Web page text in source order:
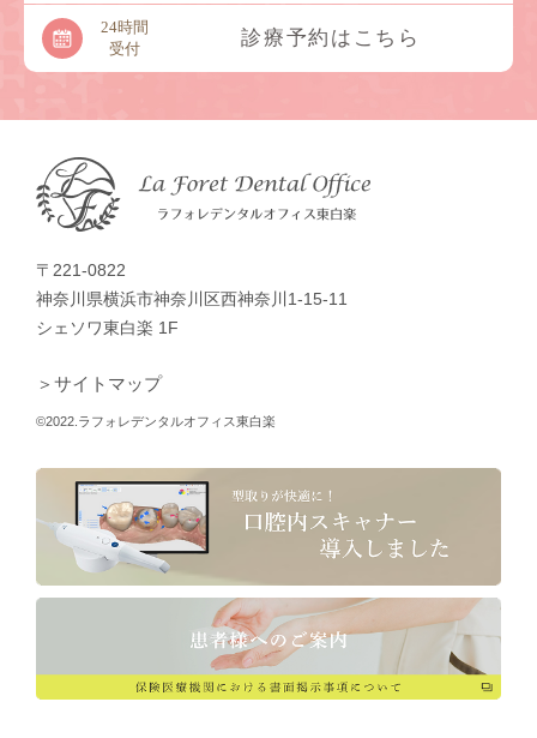
24時間
受付
診療予約はこちら
〒221-0822
神奈川県横浜市神奈川区西神奈川1-15-11
シェソワ東白楽 1F
＞サイトマップ
©2022.ラフォレデンタルオフィス東白楽